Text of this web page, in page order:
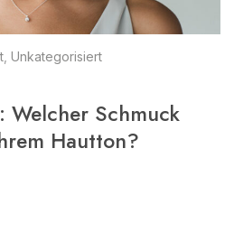
Unkategorisiert
Schmuck
Hautton?